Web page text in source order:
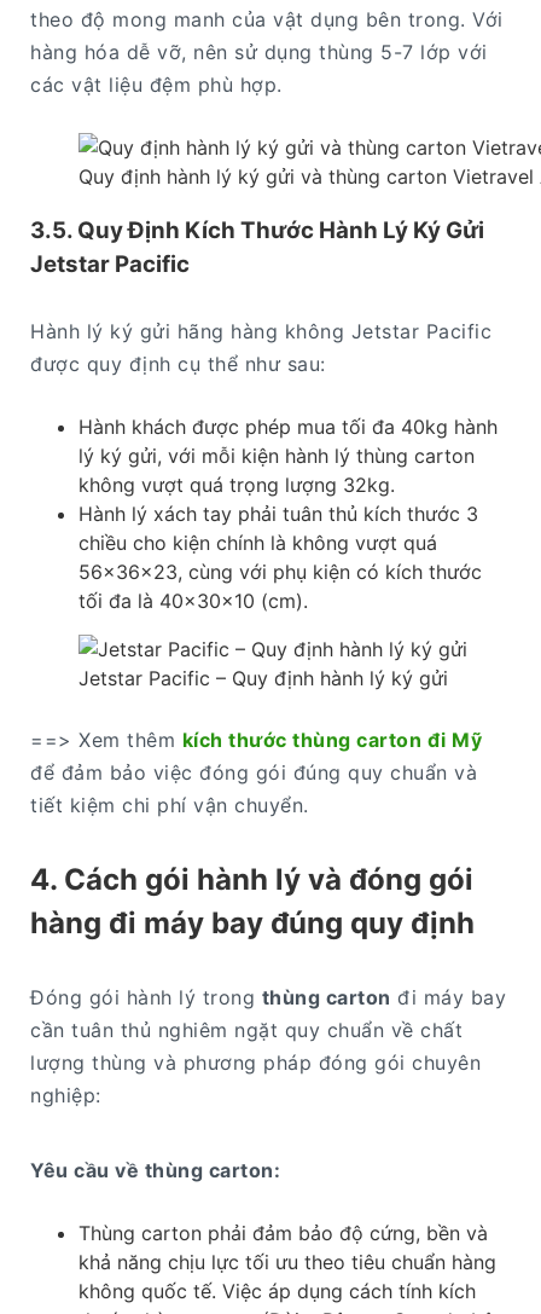
theo độ mong manh của vật dụng bên trong. Với
hàng hóa dễ vỡ, nên sử dụng thùng 5-7 lớp với
các vật liệu đệm phù hợp.
Quy định hành lý ký gửi và thùng carton Vietravel
3.5. Quy Định Kích Thước Hành Lý Ký Gửi
Jetstar Pacific
Hành lý ký gửi hãng hàng không Jetstar Pacific
được quy định cụ thể như sau:
Hành khách được phép mua tối đa 40kg hành
lý ký gửi, với mỗi kiện hành lý thùng carton
không vượt quá trọng lượng 32kg.
Hành lý xách tay phải tuân thủ kích thước 3
chiều cho kiện chính là không vượt quá
56x36x23, cùng với phụ kiện có kích thước
tối đa là 40x30x10 (cm).
Jetstar Pacific – Quy định hành lý ký gửi
==> Xem thêm kích thước thùng carton đi Mỹ
để đảm bảo việc đóng gói đúng quy chuẩn và
tiết kiệm chi phí vận chuyển.
4. Cách gói hành lý và đóng gói
hàng đi máy bay đúng quy định
Đóng gói hành lý trong thùng carton đi máy bay
cần tuân thủ nghiêm ngặt quy chuẩn về chất
lượng thùng và phương pháp đóng gói chuyên
nghiệp:
Yêu cầu về thùng carton:
Thùng carton phải đảm bảo độ cứng, bền và
khả năng chịu lực tối ưu theo tiêu chuẩn hàng
không quốc tế. Việc áp dụng cách tính kích